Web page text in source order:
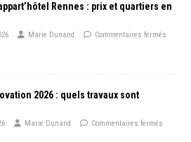
Rennes : prix et quartiers en
Marie Dunand Commentaires fermés
2026 : quels travaux sont
Marie Dunand Commentaires fermés